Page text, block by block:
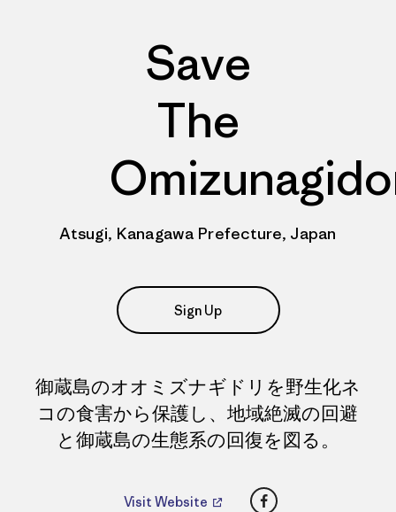
Save
The
Atsugi, Kanagawa Prefecture, Japan
Sign Up
御蔵島のオオミズナギドリを野生化ネ
コの食害から保護し、地域絶滅の回避
と御蔵島の生態系の回復を図る。
Visit Website Facebook